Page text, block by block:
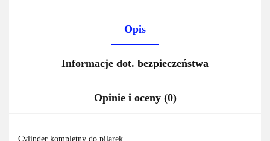
Opis
Informacje dot. bezpieczeństwa
Opinie i oceny (0)
Cylinder kompletny do pilarek